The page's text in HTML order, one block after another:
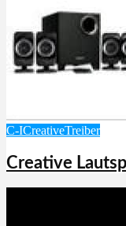
C-ICreativeTreiber
Creative